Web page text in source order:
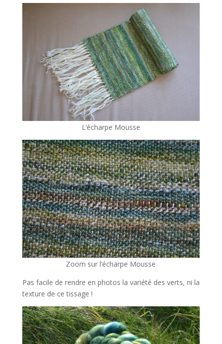
L’écharpe Mousse
Zoom sur l’écharpe Mousse
Pas facile de rendre en photos la variété des verts, ni la
texture de ce tissage !